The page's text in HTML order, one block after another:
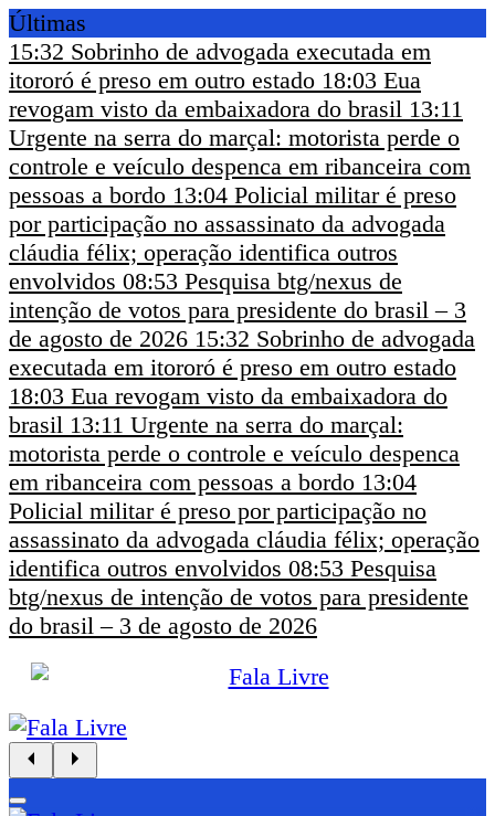
Últimas
15:32 Sobrinho de advogada executada em
itororó é preso em outro estado 18:03 Eua
revogam visto da embaixadora do brasil 13:11
Urgente na serra do marçal: motorista perde o
controle e veículo despenca em ribanceira com
pessoas a bordo 13:04 Policial militar é preso
por participação no assassinato da advogada
cláudia félix; operação identifica outros
envolvidos 08:53 Pesquisa btg/nexus de
intenção de votos para presidente do brasil – 3
de agosto de 2026 15:32 Sobrinho de advogada
executada em itororó é preso em outro estado
18:03 Eua revogam visto da embaixadora do
brasil 13:11 Urgente na serra do marçal:
motorista perde o controle e veículo despenca
em ribanceira com pessoas a bordo 13:04
Policial militar é preso por participação no
assassinato da advogada cláudia félix; operação
identifica outros envolvidos 08:53 Pesquisa
btg/nexus de intenção de votos para presidente
do brasil – 3 de agosto de 2026